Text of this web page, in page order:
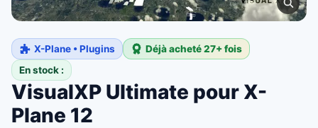
X-Plane • Plugins
Déjà acheté 27+ fois
En stock :
VisualXP Ultimate pour X-
Plane 12